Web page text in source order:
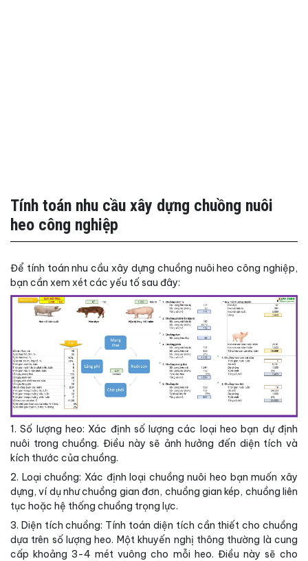
Tính toán nhu cầu xây dựng chuồng nuôi
heo công nghiệp
Để tính toán nhu cầu xây dựng chuồng nuôi heo công nghiệp,
bạn cần xem xét các yếu tố sau đây:
1. Số lượng heo: Xác định số lượng các loại heo bạn dự định
nuôi trong chuồng. Điều này sẽ ảnh hưởng đến diện tích và
kích thước của chuồng.
2. Loại chuồng: Xác định loại chuồng nuôi heo bạn muốn xây
dựng, ví dụ như chuồng gian đơn, chuồng gian kép, chuồng liên
tục hoặc hệ thống chuồng trọng lực.
3. Diện tích chuồng: Tính toán diện tích cần thiết cho chuồng
dựa trên số lượng heo. Một khuyến nghị thông thường là cung
cấp khoảng 3-4 mét vuông cho mỗi heo. Điều này sẽ cho